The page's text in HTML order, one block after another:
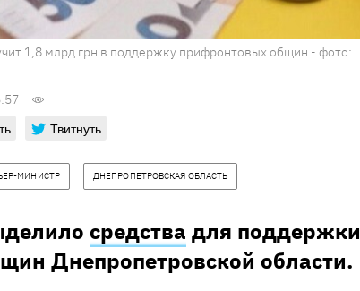
1,8 млрд грн в поддержку прифронтовых общин - фото:
Твитнуть
МИНИСТР ДНЕПРОПЕТРОВСКАЯ ОБЛАСТЬ
средства для поддержки
Днепропетровской области.